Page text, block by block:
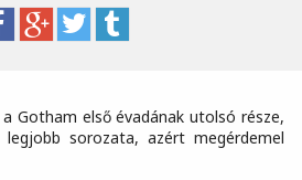
Gotham első évadának utolsó része,
sorozata, azért megérdemel